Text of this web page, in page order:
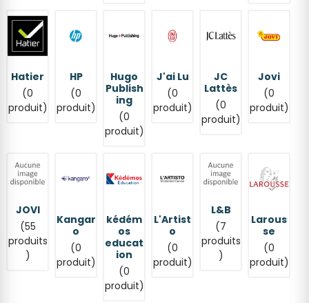
Hatier
(0
produit)
HP
(0
produit)
Hugo
Publish
ing
(0
produit)
J'ai Lu
(0
produit)
JC
Lattès
(0
produit)
Jovi
(0
produit)
JOVI
(55
produits
)
Kangar
o
(0
produit)
kédém
os
educat
ion
(0
produit)
L'Artist
o
(0
produit)
L&B
(7
produits
)
Larous
se
(0
produit)